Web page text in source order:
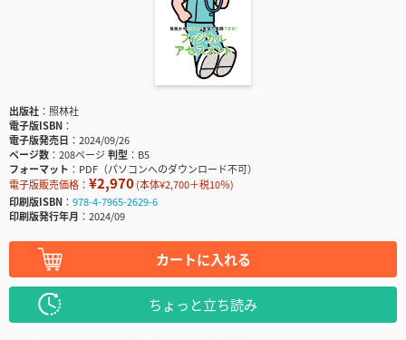
出版社
照林社
電子版ISBN
電子版発売日
2024/09/26
ページ数
208ページ判型
B5
フォーマット
PDF（パソコンへのダウンロード不可）
電子版販売価格： ¥2,970(本体¥2,700＋税10％)
印刷版ISBN
978-4-7965-2629-6
印刷版発行年月
2024/09
カートに入れる
ちょっと立ち読み